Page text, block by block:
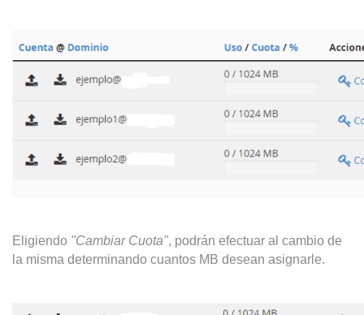
Eligiendo "Cambiar Cuota", podrán efectuar al cambio de
la misma determinando cuantos MB desean asignarle.